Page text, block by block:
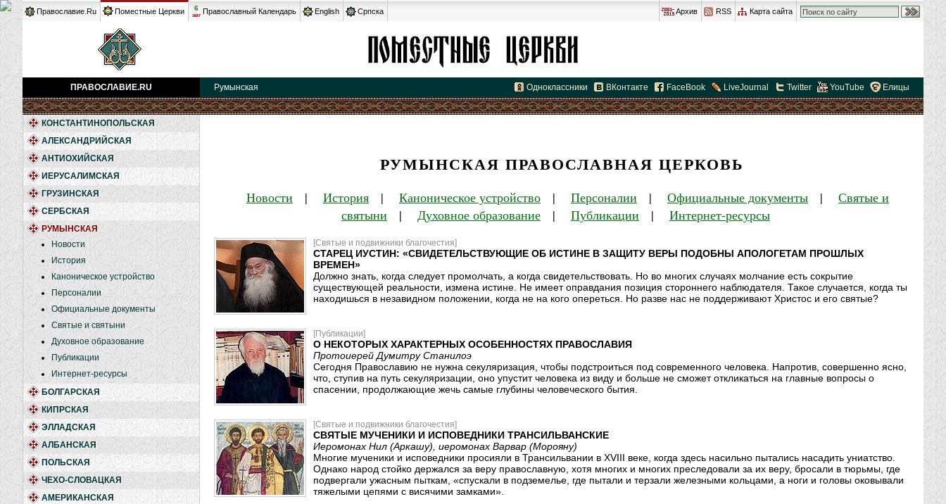
Православие.Ru Поместные Церкви 6
авг Православный Календарь English Српска Архив RSS Карта сайта
ПРАВОСЛАВИЕ.RU Румынская Одноклассники ВКонтакте FaceBook LiveJournal Twitter YouTube Елицы
КОНСТАНТИНОПОЛЬСКАЯ
АЛЕКСАНДРИЙСКАЯ
АНТИОХИЙСКАЯ
ИЕРУСАЛИМСКАЯ
ГРУЗИНСКАЯ
СЕРБСКАЯ
РУМЫНСКАЯ
Новости
История
Каноническое устройство
Персоналии
Официальные документы
Святые и святыни
Духовное образование
Публикации
Интернет-ресурсы
БОЛГАРСКАЯ
КИПРСКАЯ
ЭЛЛАДСКАЯ
АЛБАНСКАЯ
ПОЛЬСКАЯ
ЧЕХО-СЛОВАЦКАЯ
АМЕРИКАНСКАЯ
РУМЫНСКАЯ ПРАВОСЛАВНАЯ ЦЕРКОВЬ
Новости | История | Каноническое устройство | Персоналии | Официальные документы | Святые и
святыни | Духовное образование | Публикации | Интернет-ресурсы
[Святые и подвижники благочестия]
СТАРЕЦ ИУСТИН: «СВИДЕТЕЛЬСТВУЮЩИЕ ОБ ИСТИНЕ В ЗАЩИТУ ВЕРЫ ПОДОБНЫ АПОЛОГЕТАМ ПРОШЛЫХ
ВРЕМЕН»
Должно знать, когда следует промолчать, а когда свидетельствовать. Но во многих случаях молчание есть сокрытие
существующей реальности, измена истине. Не имеет оправдания позиция стороннего наблюдателя. Такое случается, когда ты
находишься в незавидном положении, когда не на кого опереться. Но разве нас не поддерживают Христос и его святые?
[Публикации]
О НЕКОТОРЫХ ХАРАКТЕРНЫХ ОСОБЕННОСТЯХ ПРАВОСЛАВИЯ
Протоиерей Думитру Станилоэ
Сегодня Православию не нужна секуляризация, чтобы подстроиться под современного человека. Напротив, совершенно ясно,
что, ступив на путь секуляризации, оно упустит человека из виду и больше не сможет откликаться на главные вопросы о
спасении, продолжающие жечь самые глубины человеческого бытия.
[Святые и подвижники благочестия]
СВЯТЫЕ МУЧЕНИКИ И ИСПОВЕДНИКИ ТРАНСИЛЬВАНСКИЕ
Иеромонах Нил (Аркашу), иеромонах Варвар (Морояну)
Многие мученики и исповедники просияли в Трансильвании в XVIII веке, когда здесь насильно пытались насадить униатство.
Однако народ стойко держался за веру православную, хотя многих и многих преследовали за их веру, бросали в тюрьмы, где
подвергали ужасным пыткам, «спускали в подземелье, где пытали и терзали железными кольцами, а ноги и головы оковывали
тяжелыми цепями с висячими замками».